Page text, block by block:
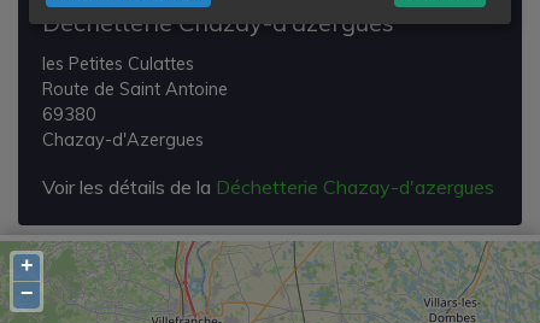
Déchetterie Chazay-d'azergues
les Petites Culattes
Route de Saint Antoine
69380
Chazay-d'Azergues
Voir les détails de la Déchetterie Chazay-d'azergues
+
−